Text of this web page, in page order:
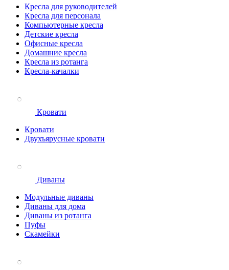
Кресла для руководителей
Кресла для персонала
Компьютерные кресла
Детские кресла
Офисные кресла
Домашние кресла
Кресла из ротанга
Кресла-качалки
Кровати
Кровати
Двухъярусные кровати
Диваны
Модульные диваны
Диваны для дома
Диваны из ротанга
Пуфы
Скамейки